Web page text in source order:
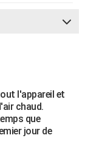
l'appareil et
chaud.
que
jour de